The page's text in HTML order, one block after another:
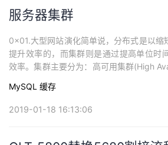
者
学
堂
我
持
我
的
我
服务器集群
0x01.大型网站演化简单说，分布式是以缩
提升效率的，而集群则是通过提高单位时
效率。集群主要分为：高可用集群(High
(High Performance Computing Cluster)
务...
MySQL 缓存
2019-01-18 16:13:06